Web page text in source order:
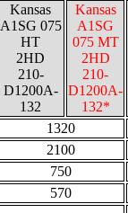
Kansas
A1SG 075
HT
2HD
210-
D1200A-
132
Kansas
A1SG
075 MT
2HD
210-
D1200A-
132*
1320
2100
750
570